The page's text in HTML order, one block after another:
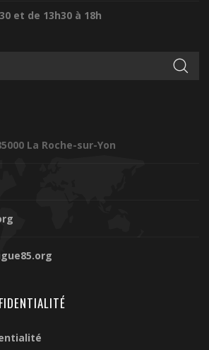
et de 13h30 à 18h
La Roche-sur-Yon